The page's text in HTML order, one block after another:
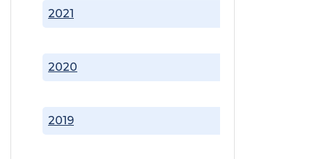
2019
2020
2021